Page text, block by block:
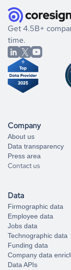
listed above, visit
book a free
significant
the historical
market better.
If you are unsure
you can always
from our data
Get 4.5B+
time.
Company
About us
Data transparency
Press area
Contact us
Data
Firmographic data
Employee data
Jobs data
Technographic data
Funding data
Company data
Data APIs